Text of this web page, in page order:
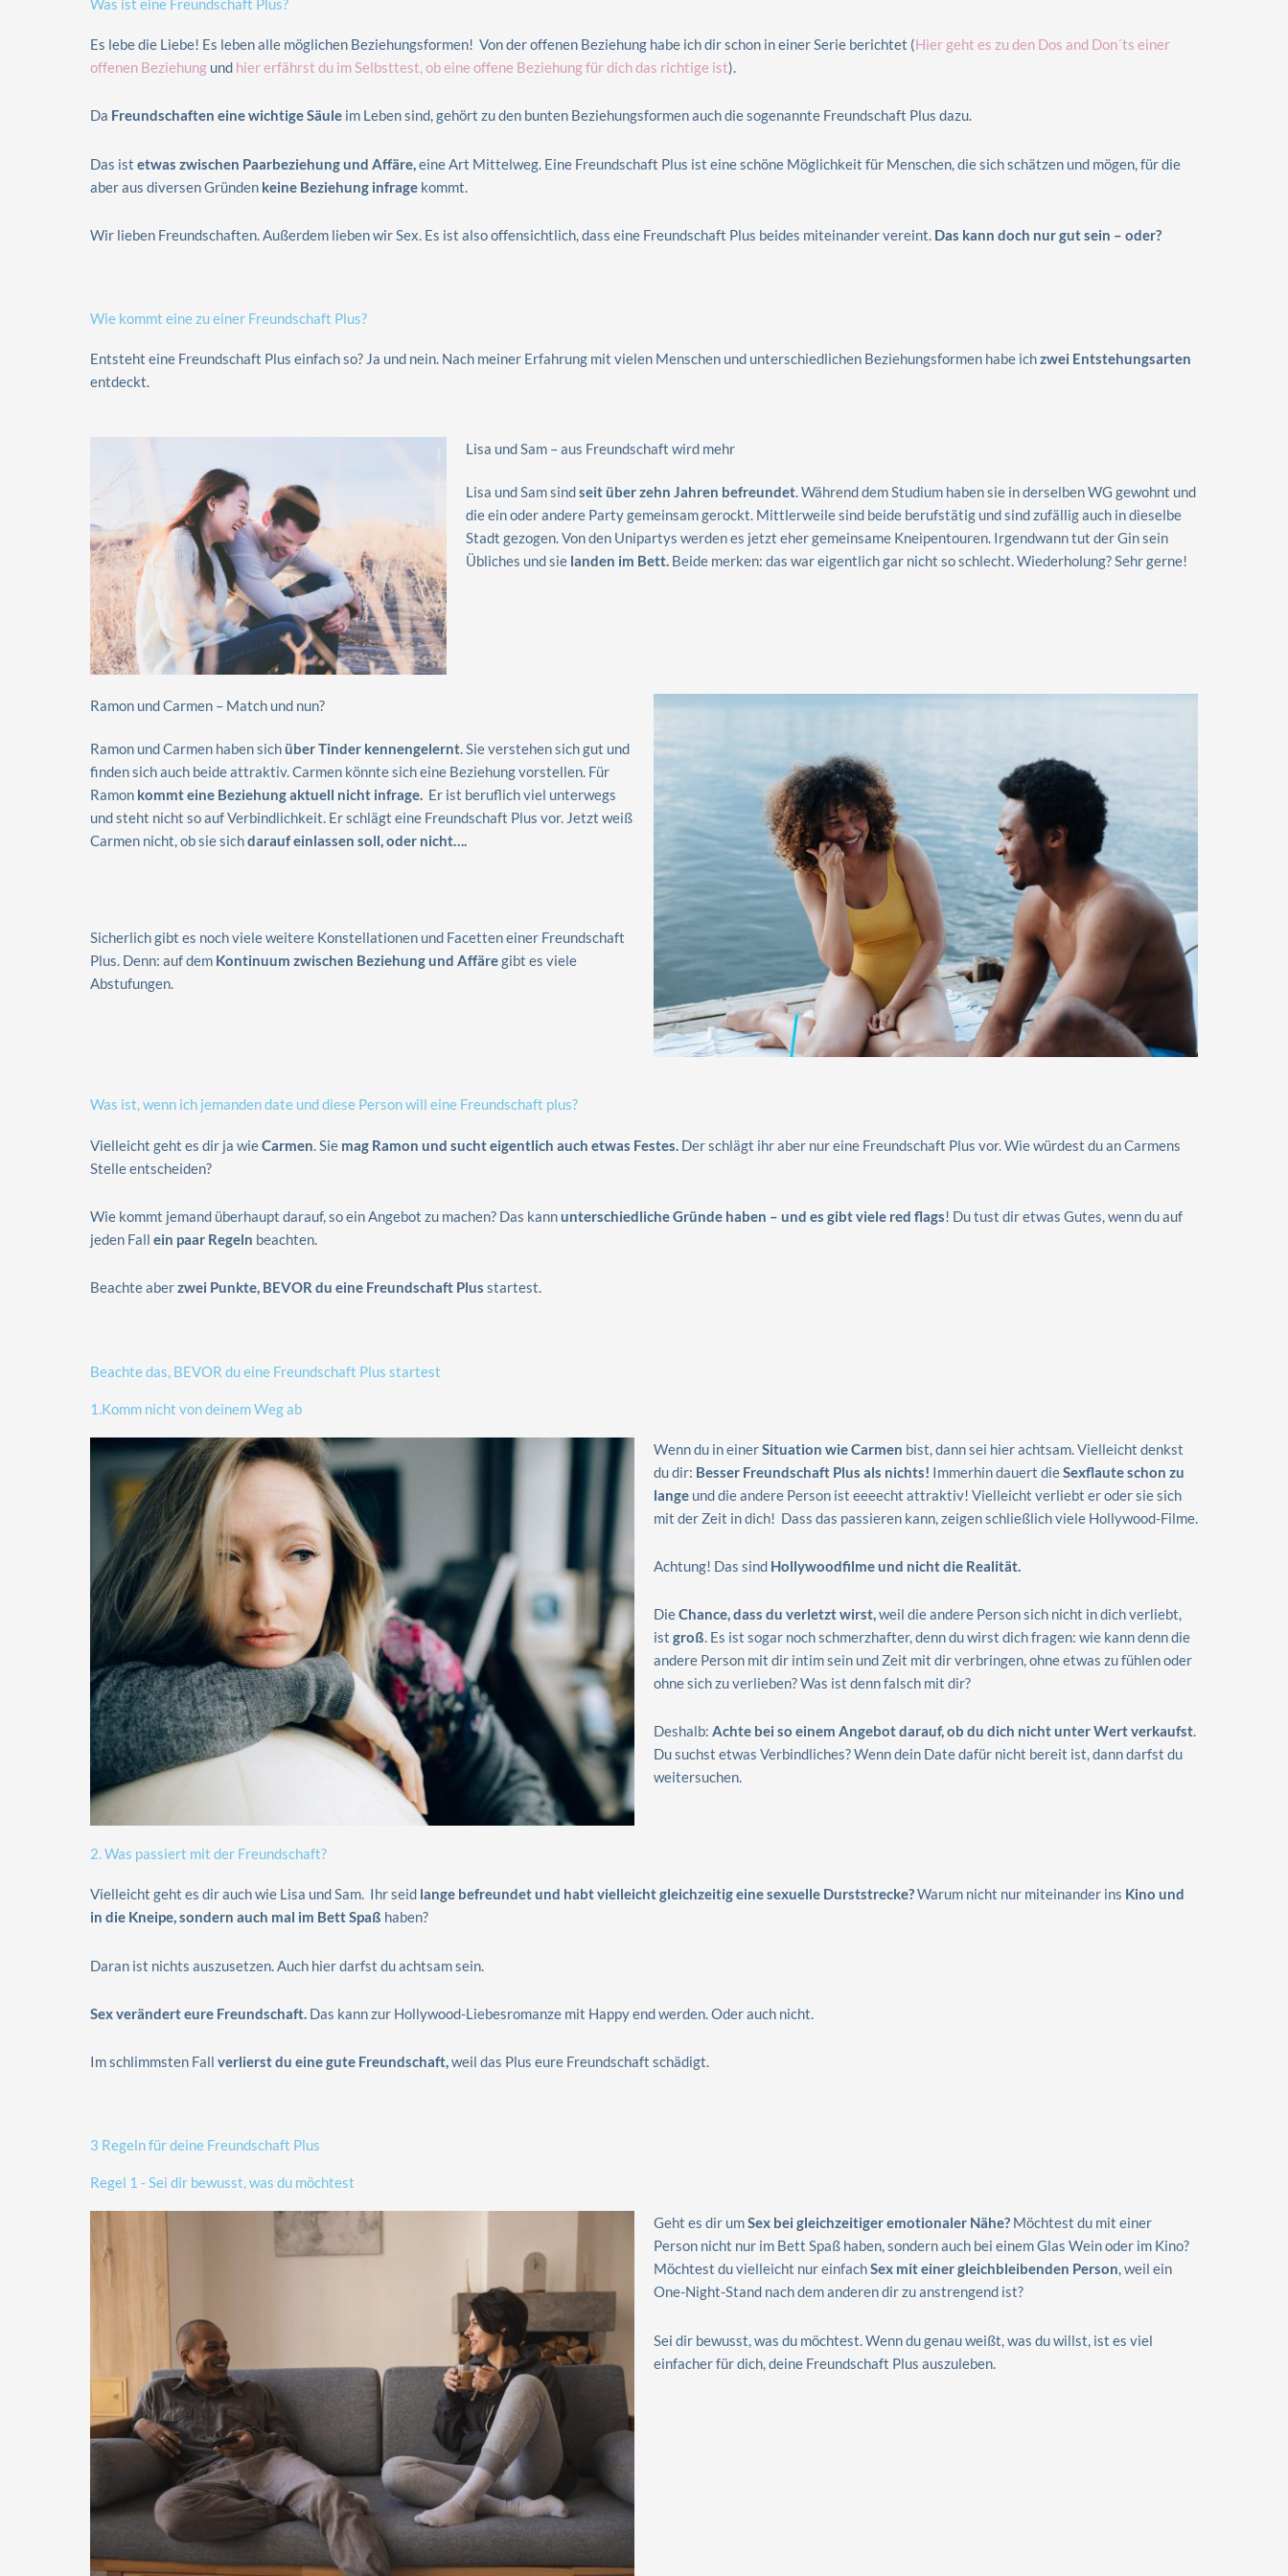
Was ist eine Freundschaft Plus?
Es lebe die Liebe! Es leben alle möglichen Beziehungsformen! Von der offenen Beziehung habe ich dir schon in einer Serie berichtet (Hier geht es zu den Dos and Don´ts einer
offenen Beziehung und hier erfährst du im Selbsttest, ob eine offene Beziehung für dich das richtige ist).
Da Freundschaften eine wichtige Säule im Leben sind, gehört zu den bunten Beziehungsformen auch die sogenannte Freundschaft Plus dazu.
Das ist etwas zwischen Paarbeziehung und Affäre, eine Art Mittelweg. Eine Freundschaft Plus ist eine schöne Möglichkeit für Menschen, die sich schätzen und mögen, für die
aber aus diversen Gründen keine Beziehung infrage kommt.
Wir lieben Freundschaften. Außerdem lieben wir Sex. Es ist also offensichtlich, dass eine Freundschaft Plus beides miteinander vereint. Das kann doch nur gut sein – oder?
Wie kommt eine zu einer Freundschaft Plus?
Entsteht eine Freundschaft Plus einfach so? Ja und nein. Nach meiner Erfahrung mit vielen Menschen und unterschiedlichen Beziehungsformen habe ichzwei Entstehungsarten
entdeckt.
Lisa und Sam – aus Freundschaft wird mehr
Lisa und Sam sindseit über zehn Jahren befreundet. Während dem Studium haben sie in derselben WG gewohnt und
die ein oder andere Party gemeinsam gerockt. Mittlerweile sind beide berufstätig und sind zufällig auch in dieselbe
Stadt gezogen. Von den Unipartys werden es jetzt eher gemeinsame Kneipentouren. Irgendwann tut der Gin sein
Übliches und sie landen im Bett.Beide merken: das war eigentlich gar nicht so schlecht. Wiederholung? Sehr gerne!
Ramon und Carmen – Match und nun?
Ramon und Carmen haben sichüber Tinder kennengelernt. Sie verstehen sich gut und
finden sich auch beide attraktiv. Carmen könnte sich eine Beziehung vorstellen. Für
Ramon kommt eine Beziehung aktuell nicht infrage. Er ist beruflich viel unterwegs
und steht nicht so auf Verbindlichkeit. Er schlägt eine Freundschaft Plus vor. Jetzt weiß
Carmen nicht, ob sie sichdarauf einlassen soll, oder nicht….
Sicherlich gibt es noch viele weitere Konstellationen und Facetten einer Freundschaft
Plus. Denn: auf dem Kontinuum zwischen Beziehung und Affäregibt es viele
Abstufungen.
Was ist, wenn ich jemanden date und diese Person will eine Freundschaft plus?
Vielleicht geht es dir ja wieCarmen. Sie mag Ramon und sucht eigentlich auch etwas Festes. Der schlägt ihr aber nur eine Freundschaft Plus vor. Wie würdest du an Carmens
Stelle entscheiden?
Wie kommt jemand überhaupt darauf, so ein Angebot zu machen? Das kannunterschiedliche Gründe haben – und es gibt viele red flags! Du tust dir etwas Gutes, wenn du auf
jeden Fall ein paar Regeln beachten.
Beachte aberzwei Punkte, BEVOR du eine Freundschaft Plus startest.
Beachte das, BEVOR du eine Freundschaft Plus startest
1.Komm nicht von deinem Weg ab
Wenn du in einerSituation wie Carmen bist, dann sei hier achtsam. Vielleicht denkst
du dir: Besser Freundschaft Plus als nichts! Immerhin dauert dieSexflaute schon zu
lange und die andere Person ist eeeecht attraktiv! Vielleicht verliebt er oder sie sich
mit der Zeit in dich! Dass das passieren kann, zeigen schließlich viele Hollywood-Filme.
Achtung! Das sind Hollywoodfilme und nicht die Realität.
DieChance, dass du verletzt wirst,weil die andere Person sich nicht in dich verliebt,
ist groß. Es ist sogar noch schmerzhafter, denn du wirst dich fragen: wie kann denn die
andere Person mit dir intim sein und Zeit mit dir verbringen, ohne etwas zu fühlen oder
ohne sich zu verlieben? Was ist denn falsch mit dir?
Deshalb: Achte bei so einem Angebot darauf, ob du dich nicht unter Wert verkaufst.
Du suchst etwas Verbindliches? Wenn dein Date dafür nicht bereit ist, dann darfst du
weitersuchen.
2. Was passiert mit der Freundschaft?
Vielleicht geht es dir auch wie Lisa und Sam. Ihr seid lange befreundet und habt vielleicht gleichzeitig eine sexuelle Durststrecke?Warum nicht nur miteinander ins Kino und
in die Kneipe, sondern auch mal im Bett Spaß haben?
Daran ist nichts auszusetzen. Auch hier darfst du achtsam sein.
Sex verändert eure Freundschaft. Das kann zur Hollywood-Liebesromanze mit Happy end werden. Oder auch nicht.
Im schlimmsten Fall verlierst du eine gute Freundschaft,weil das Plus eure Freundschaft schädigt.
3 Regeln für deine Freundschaft Plus
Regel 1 - Sei dir bewusst, was du möchtest
Geht es dir umSex bei gleichzeitiger emotionaler Nähe? Möchtest du mit einer
Person nicht nur im Bett Spaß haben, sondern auch bei einem Glas Wein oder im Kino?
Möchtest du vielleicht nur einfachSex mit einer gleichbleibenden Person, weil ein
One-Night-Stand nach dem anderen dir zu anstrengend ist?
Sei dir bewusst, was du möchtest. Wenn du genau weißt, was du willst, ist es viel
einfacher für dich, deine Freundschaft Plus auszuleben.